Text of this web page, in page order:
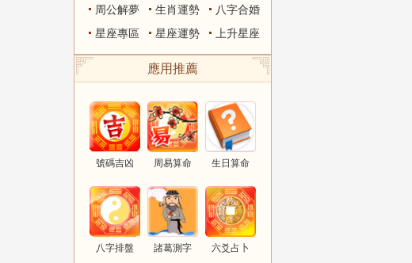
周公解夢 生肖運勢
八字合婚
星座專區
星座運勢 上升星座
應用推薦
號碼吉凶 周易算命 生日算命
八字排盤 諸葛測字 六爻占卜